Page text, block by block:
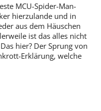
MCU-Spider-Man-
hierzulande und in
aus dem Häuschen
ist das alles nicht
hier? Der Sprung von
Erklärung, welche